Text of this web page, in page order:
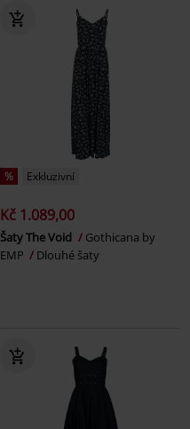
% Exkluzivní
Kč 1.089,00
Šaty The Void
Gothicana by
EMP
Dlouhé šaty